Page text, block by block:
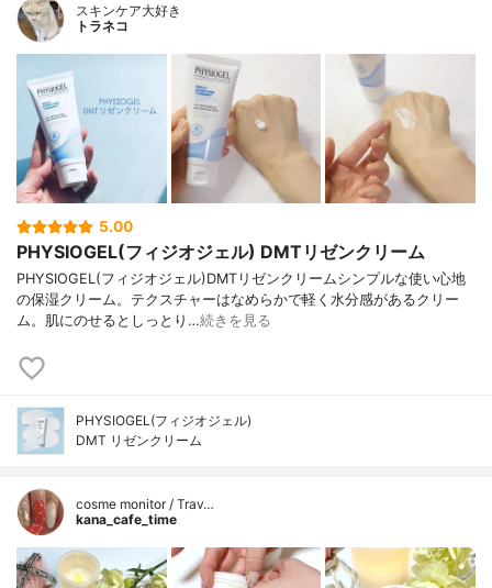
スキンケア大好き
トラネコ
5.00
PHYSIOGEL(フィジオジェル) DMTリゼンクリーム
PHYSIOGEL(フィジオジェル)DMTリゼンクリームシンプルな使い心地
の保湿クリーム。テクスチャーはなめらかで軽く水分感があるクリー
ム。肌にのせるとしっとり…続きを見る
PHYSIOGEL(フィジオジェル)
DMT リゼンクリーム
cosme monitor / Trav…
kana_cafe_time